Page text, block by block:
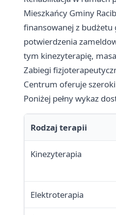
Mieszkańcy Gminy
finansowanej z budżetu
potwierdzenia
tym kinezyterapię,
Zabiegi
Centrum oferuje
Poniżej pełny wykaz
Rodzaj terapii
Kinezyterapia
Elektroterapia